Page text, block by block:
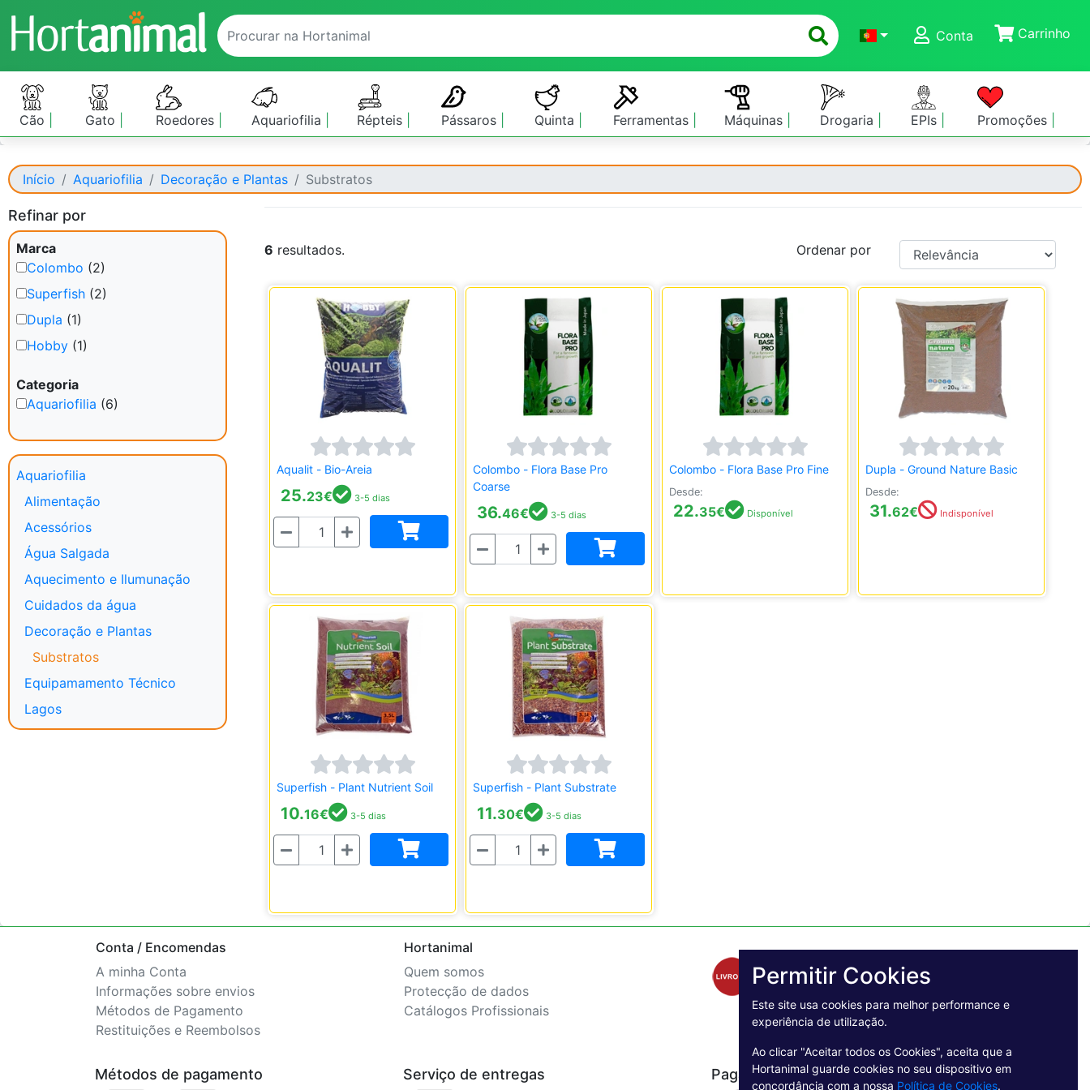
Conta
Carrinho
Cão Gato Roedores Aquariofilia Répteis Pássaros Quinta Ferramentas Máquinas Drogaria EPIs Promoções
Início Aquariofilia Decoração e Plantas Substratos
Refinar por
Marca
Colombo (2)
Superfish (2)
Dupla (1)
Hobby (1)
Categoria
Aquariofilia (6)
Aquariofilia
Alimentação
Acessórios
Água Salgada
Aquecimento e Ilumunação
Cuidados da água
Decoração e Plantas
Substratos
Equipamamento Técnico
Lagos
6 resultados. Ordenar por
Aqualit - Bio-Areia
25.23€ 3-5 dias
Quantidade
Colombo - Flora Base Pro
Coarse
36.46€ 3-5 dias
Quantidade
Colombo - Flora Base Pro Fine
Desde:
22.35€ Disponível
Dupla - Ground Nature Basic
Desde:
31.62€ Indisponível
Superfish - Plant Nutrient Soil
10.16€ 3-5 dias
Quantidade
Superfish - Plant Substrate
11.30€ 3-5 dias
Quantidade
Conta / Encomendas
A minha Conta
Informações sobre envios
Métodos de Pagamento
Restituições e Reembolsos
Hortanimal
Quem somos
Protecção de dados
Catálogos Profissionais
Métodos de pagamento Serviço de entregas Pagamento Seguro
Permitir Cookies
Este site usa cookies para melhor performance e
experiência de utilização.
Ao clicar "Aceitar todos os Cookies", aceita que a
Hortanimal guarde cookies no seu dispositivo em
concordância com a nossa Política de Cookies.